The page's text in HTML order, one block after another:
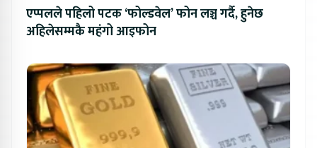
एप्पलले पहिलो पटक ‘फोल्डवेल’ फोन लञ्च गर्दै, हुनेछ
अहिलेसम्मकै महंगो आइफोन